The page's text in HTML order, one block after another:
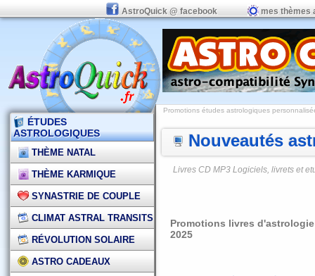
AstroQuick @ facebook mes thèmes
ÉTUDES
ASTROLOGIQUES
THÈME NATAL
THÈME KARMIQUE
SYNASTRIE DE COUPLE
CLIMAT ASTRAL TRANSITS
RÉVOLUTION SOLAIRE
ASTRO CADEAUX
Promotions études astrologiques
Nouveautés
Livres CD MP3 Logiciels, livrets et
Promotions livres
2025